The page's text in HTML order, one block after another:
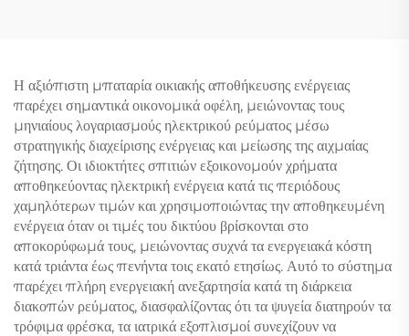
Οχήματα RV, Σκάφη,
Αυτόνομα Συστήματα και
Ηλιακά Συστήματα
αναχώρησης
Η αξιόπιστη μπαταρία οικιακής αποθήκευσης ενέργειας
παρέχει σημαντικά οικονομικά οφέλη, μειώνοντας τους
μηνιαίους λογαριασμούς ηλεκτρικού ρεύματος μέσω
στρατηγικής διαχείρισης ενέργειας και μείωσης της αιχμαίας
ζήτησης. Οι ιδιοκτήτες σπιτιών εξοικονομούν χρήματα
αποθηκεύοντας ηλεκτρική ενέργεια κατά τις περιόδους
χαμηλότερων τιμών και χρησιμοποιώντας την αποθηκευμένη
ενέργεια όταν οι τιμές του δικτύου βρίσκονται στο
αποκορύφωμά τους, μειώνοντας συχνά τα ενεργειακά κόστη
κατά τριάντα έως πενήντα τοις εκατό ετησίως. Αυτό το σύστημα
παρέχει πλήρη ενεργειακή ανεξαρτησία κατά τη διάρκεια
διακοπών ρεύματος, διασφαλίζοντας ότι τα ψυγεία διατηρούν τα
τρόφιμα φρέσκα, τα ιατρικά εξοπλισμοί συνεχίζουν να